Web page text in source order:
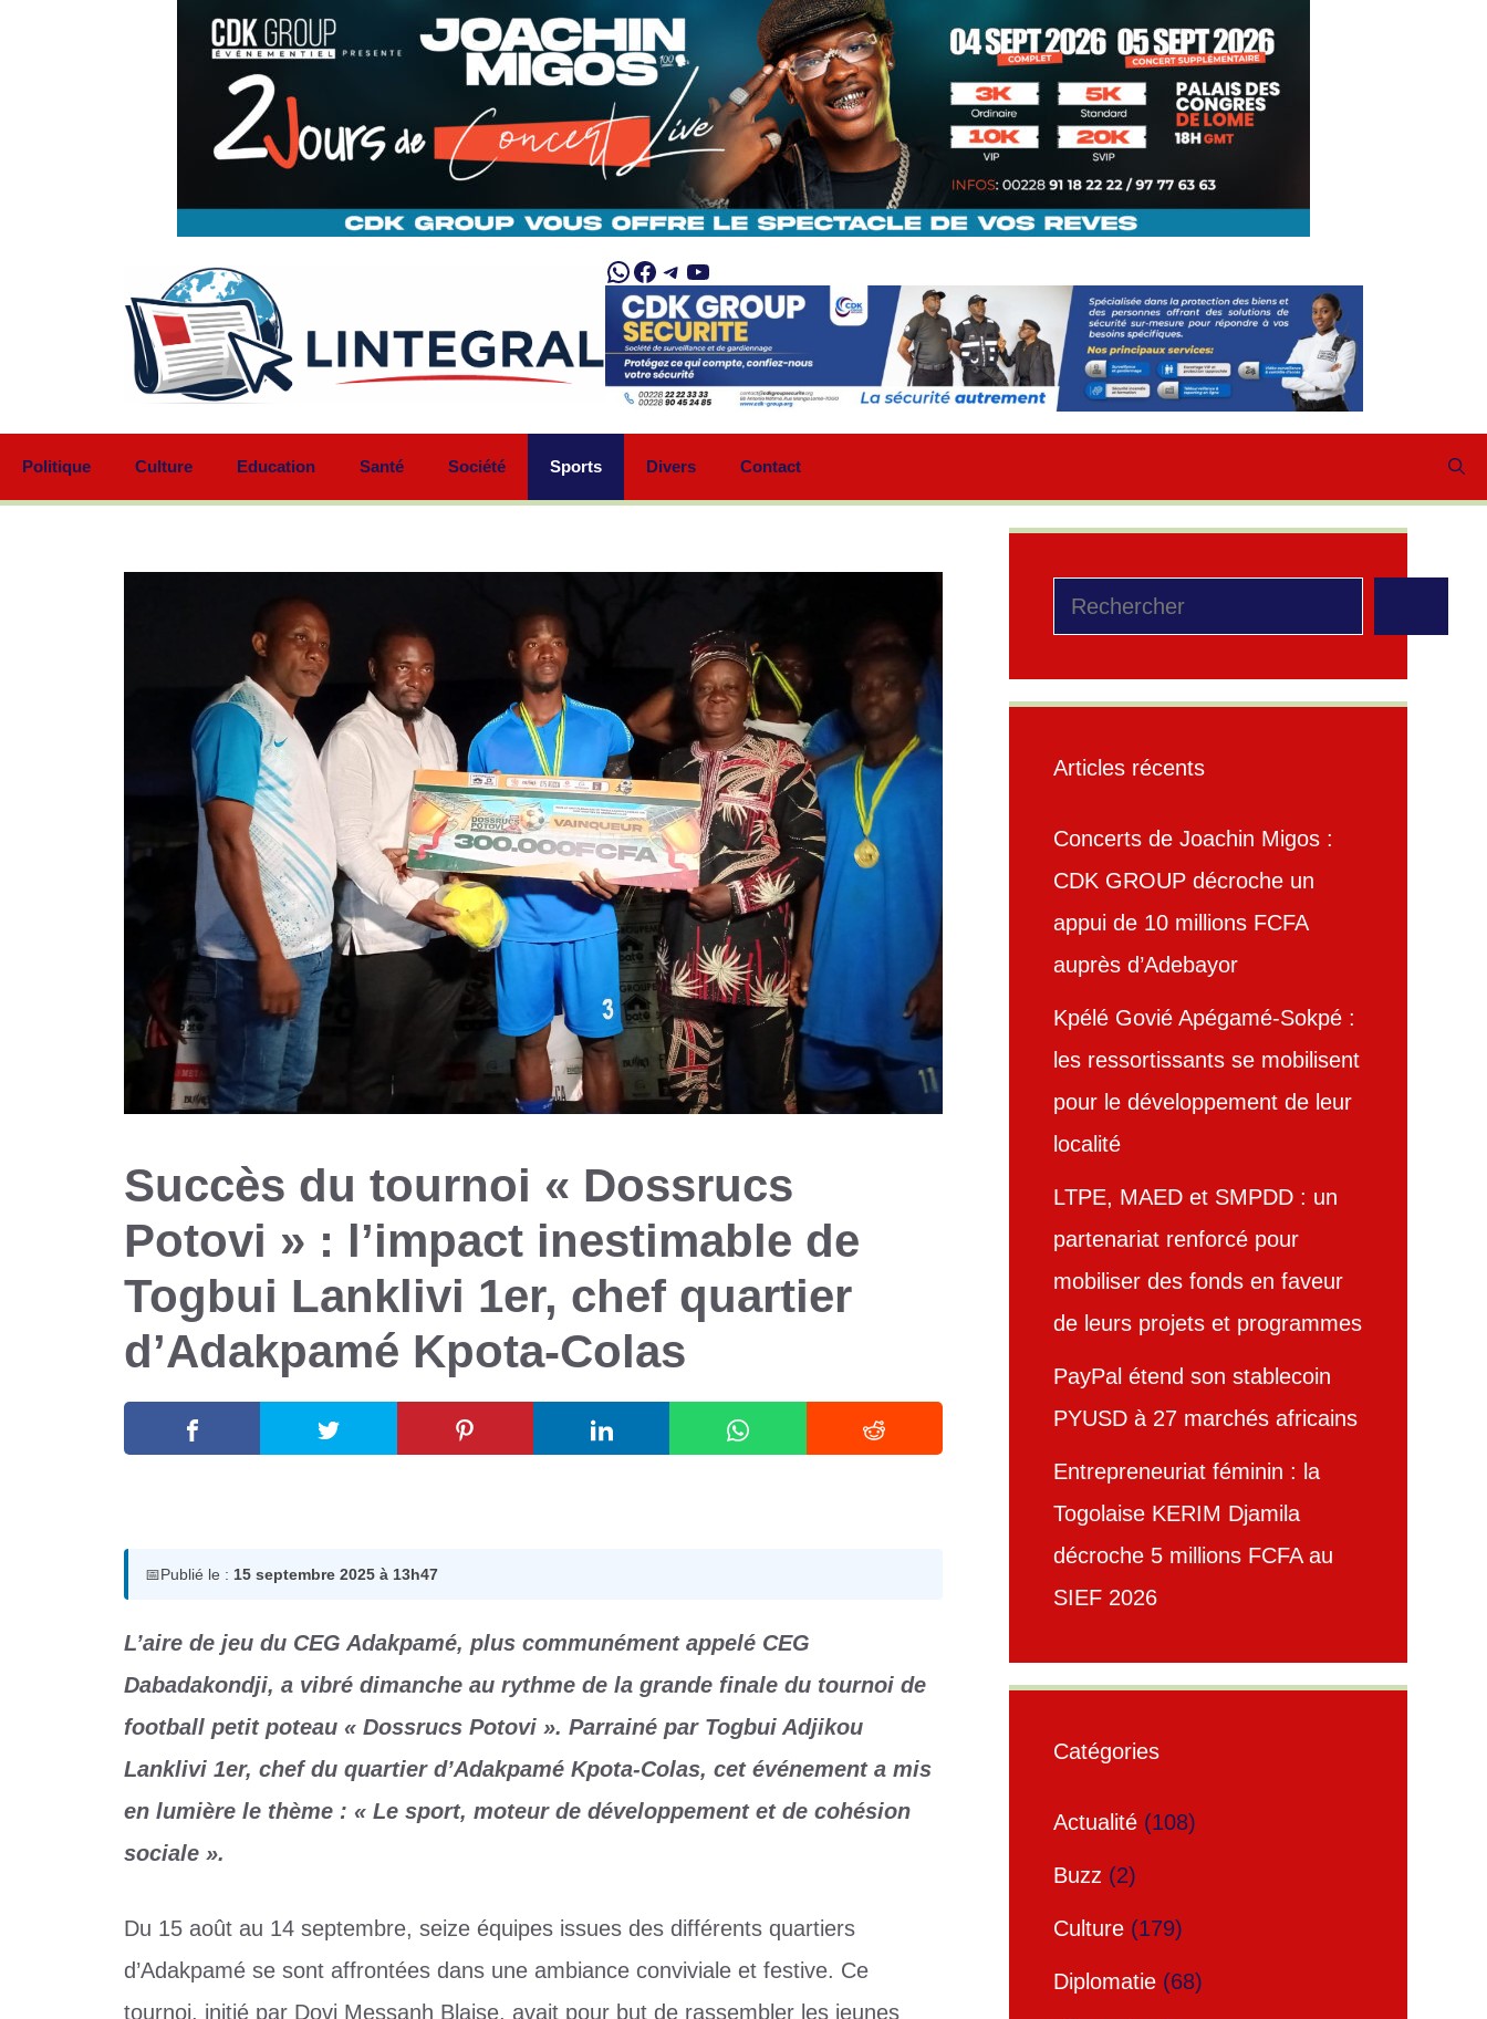
WhatsApp
Facebook
Telegram
YouTube
Politique Culture Education Santé Société Sports Divers Contact
Succès du tournoi « Dossrucs
Potovi » : l’impact inestimable de
Togbui Lanklivi 1er, chef quartier
d’Adakpamé Kpota-Colas
📅Publié le : 15 septembre 2025 à 13h47
L’aire de jeu du CEG Adakpamé, plus communément appelé CEG
Dabadakondji, a vibré dimanche au rythme de la grande finale du tournoi de
football petit poteau « Dossrucs Potovi ». Parrainé par Togbui Adjikou
Lanklivi 1er, chef du quartier d’Adakpamé Kpota-Colas, cet événement a mis
en lumière le thème : « Le sport, moteur de développement et de cohésion
sociale ».
Du 15 août au 14 septembre, seize équipes issues des différents quartiers
d’Adakpamé se sont affrontées dans une ambiance conviviale et festive. Ce
tournoi, initié par Dovi Messanh Blaise, avait pour but de rassembler les jeunes
Rechercher
Articles récents
Concerts de Joachin Migos :
CDK GROUP décroche un
appui de 10 millions FCFA
auprès d’Adebayor
Kpélé Govié Apégamé-Sokpé :
les ressortissants se mobilisent
pour le développement de leur
localité
LTPE, MAED et SMPDD : un
partenariat renforcé pour
mobiliser des fonds en faveur
de leurs projets et programmes
PayPal étend son stablecoin
PYUSD à 27 marchés africains
Entrepreneuriat féminin : la
Togolaise KERIM Djamila
décroche 5 millions FCFA au
SIEF 2026
Catégories
Actualité (108)
Buzz (2)
Culture (179)
Diplomatie (68)